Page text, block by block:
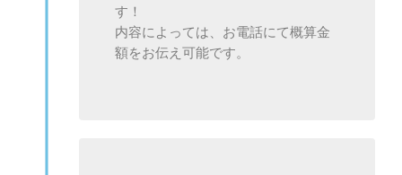
す！
内容によっては、お電話にて概算金
額をお伝え可能です。